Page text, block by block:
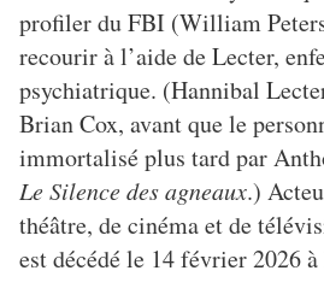
profiler du FBI (William
recourir à l’aide de Lecter,
psychiatrique. (Hannibal
Brian Cox, avant que le
immortalisé plus tard par
Le Silence des agneaux.)
théâtre, de cinéma et de
est décédé le 14 février 2026 à